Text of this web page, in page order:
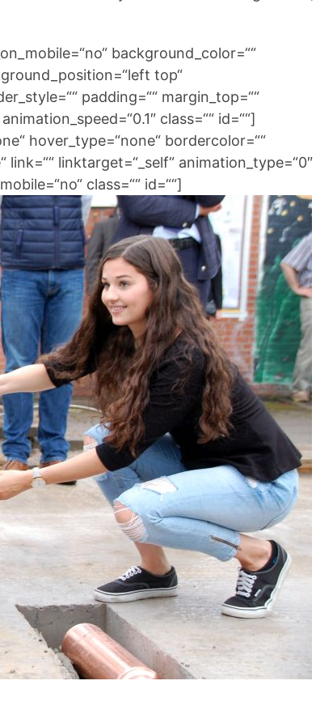
background_color=““
top“
padding=““ margin_top=““
class=““ id=““]
hover_type=“none“ bordercolor=““
linktarget=“_self“ animation_type=“0″
class=““ id=““]